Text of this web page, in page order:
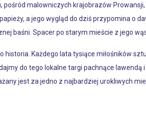
pośród malowniczych krajobrazów Prowansji,
a jego wygląd do dziś przypomina o
baśni. Spacer po starym mieście z jego
historia. Każdego lata tysiące miłośników
do tego lokalne targi pachnące
jest za jedno z najbardziej urokliwych